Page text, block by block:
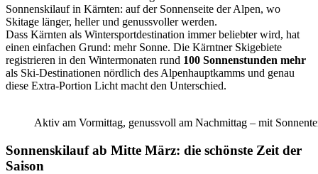
Sonnenskilauf in Kärnten: auf der Sonnenseite der Alpen, wo
Skitage länger, heller und genussvoller werden.
Dass Kärnten als Wintersportdestination immer beliebter wird, hat
einen einfachen Grund: mehr Sonne. Die Kärntner Skigebiete
registrieren in den Wintermonaten rund 100 Sonnenstunden mehr
als Ski-Destinationen nördlich des Alpenhauptkamms und genau
diese Extra-Portion Licht macht den Unterschied.
Aktiv am Vormittag, genussvoll am Nachmittag – mit
Sonnenskilauf ab Mitte März: die schönste Zeit der
Saison